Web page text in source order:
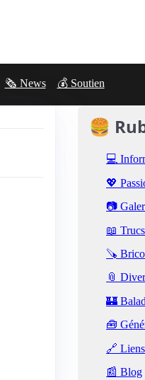
🗞️ News 💰 Soutien
🍔
💻
💖
📷
📖
🪚
📎
🏰
🧰
🔗 Liens
📰 Blog